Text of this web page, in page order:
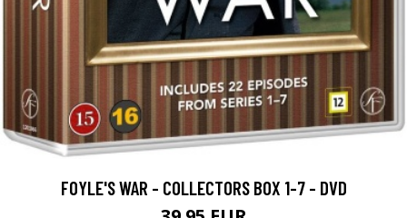
FOYLE'S WAR - COLLECTORS BOX 1-7 - DVD